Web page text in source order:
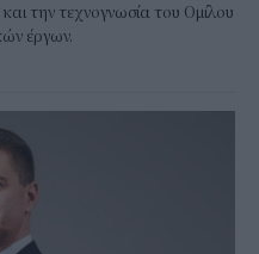
την τεχνογνωσία του Ομίλου
έργων.